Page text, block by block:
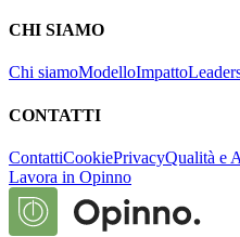
CHI SIAMO
Chi siamoModelloImpatto
CONTATTI
ContattiCookiePrivacyQualità e
Lavora in Opinno